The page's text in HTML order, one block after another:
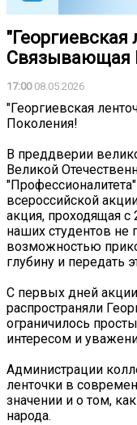
Связывающая
17:0008.05.2026
"Георгиевская
Поколения!
В преддверии
Великой
всероссийской
акция, проходящая с
наших студентов не
возможностью
глубину и передать
С первых дней
распространяли
ограничилось
интересом и
Администрации
ленточки в
значении и о том,
народа.